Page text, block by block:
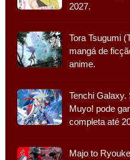
2027.
Tora Tsugumi
mangá de
anime.
Tenchi Galaxy.
Muyo! pode
completa até
Majo to